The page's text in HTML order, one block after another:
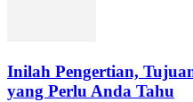
Inilah Pengertian,
yang Perlu Anda Tahu